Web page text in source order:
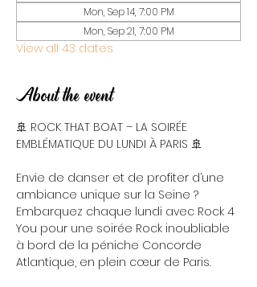
Mon, Sep 14, 7:00 PM
Mon, Sep 21, 7:00 PM
View all 43 dates
About the event
🚢 ROCK THAT BOAT – LA SOIRÉE
EMBLÉMATIQUE DU LUNDI À PARIS 🚢
Envie de danser et de profiter d’une
ambiance unique sur la Seine ?
Embarquez chaque lundi avec Rock 4
You pour une soirée Rock inoubliable
à bord de la péniche Concorde
Atlantique, en plein cœur de Paris.